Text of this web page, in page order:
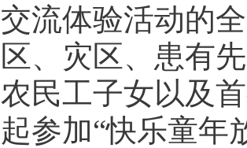
交流体验活动的
区、灾区、患有
农民工子女以及
起参加“快乐童年